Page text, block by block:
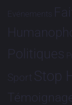
Evénements
Politiques
Sport Stop